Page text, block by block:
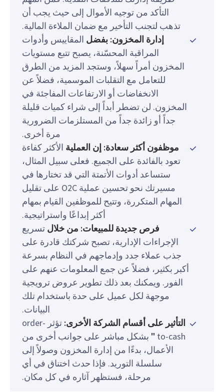
التأكد من توجيه الأموال إلى حيث يجب أن
تذهب لتجنب التأخير مع ضمان الملاءة المالية.
إدارة المخزون: بفضل المقاييس وأدوات
المراقبة المحسّنة، يصبح تتبع مستويات
المخزون أمراً سهلاً، وستجد المزيد من الطرق
للتعامل مع التقلبات الموسمية، فضلاً عن
الانخفاضات أو الارتفاعات المفاجئة في
المخزون. لن تضطر أبداً إلى شراء كميات قليلة
جداً أو زائدة جداً من المستلزمات الضرورية
مرة أخرى.
موظفون أكثر سعادة: إن العملية الأكثر كفاءة
تعود بالفائدة على الجميع. فعلى سبيل المثال،
ستساعد أدوات الأتمتة التي قد تختارها في
مسيرتك نحو تحسين عملية O2C على تقليل
المهام المتكررة، وتتيح للموظفين القيام بمهام
أكثر إبداعًا واستراتيجية.
فرص جديدة للمبيعات: من خلال تسريع
الإجراءات الإدارية، تصبح شركتك قادرة على
جذب عملاء جدد وإدماجهم في النظام بسرعة
أكبر بكثير، فضلاً عن جمع المعلومات عنهم على
الفور. ويمكنك بعد ذلك تطوير عروض ترويجية
موجهة لكل عميل على حدة باستخدام تلك
البيانات.
التأثير على أقسام الشركة الأخرى:
تؤثر order-
to-cash
" بشكل مباشر على جوانب أخرى من
الأعمال، بدءًا من إدارة المخزون وصولاً إلى
سلسلة التوريد. فإذا حدث اختناق في أي
مرحلة، فستظهر آثاره في كل مكان.